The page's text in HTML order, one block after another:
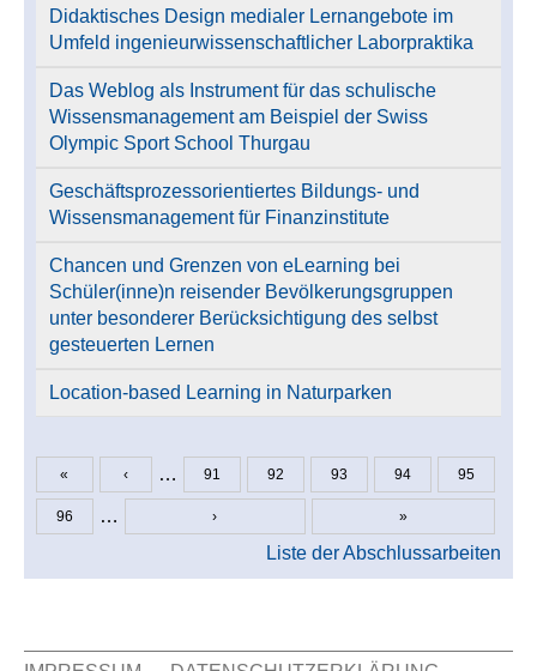
Didaktisches Design medialer Lernangebote im
Umfeld ingenieurwissenschaftlicher Laborpraktika
Das Weblog als Instrument für das schulische
Wissensmanagement am Beispiel der Swiss
Olympic Sport School Thurgau
Geschäftsprozessorientiertes Bildungs- und
Wissensmanagement für Finanzinstitute
Chancen und Grenzen von eLearning bei
Schüler(inne)n reisender Bevölkerungsgruppen
unter besonderer Berücksichtigung des selbst
gesteuerten Lernen
Location-based Learning in Naturparken
Seiten
« ‹ … 91 92 93 94 95
96 … › »
Liste der Abschlussarbeiten